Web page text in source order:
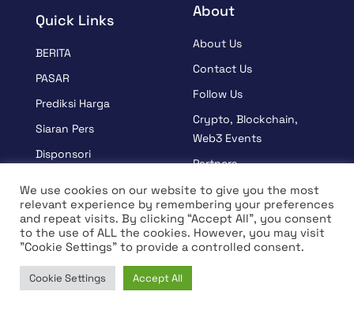
Home News
Quick Links
BERITA
PASAR
Prediksi Harga
Siaran Pers
Disponsori
Wawancara
About
About Us
Contact Us
Follow Us
Crypto, Blockchain,
Web3 Events
Partners
Terms And Condition
Privacy Policy
© Hak Cipta 2026 Semua Hak Dilindungi Undang-Undang |
Coin Edition
We use cookies on our website to give you the most
relevant experience by remembering your preferences
and repeat visits. By clicking “Accept All”, you consent
to the use of ALL the cookies. However, you may visit
"Cookie Settings" to provide a controlled consent.
Cookie Settings Accept All